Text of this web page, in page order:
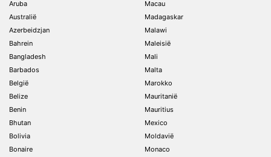
Aruba
Australië
Azerbeidzjan
Bahrein
Bangladesh
Barbados
België
Belize
Benin
Bhutan
Bolivia
Bonaire
Macau
Madagaskar
Malawi
Maleisië
Mali
Malta
Marokko
Mauritanië
Mauritius
Mexico
Moldavië
Monaco